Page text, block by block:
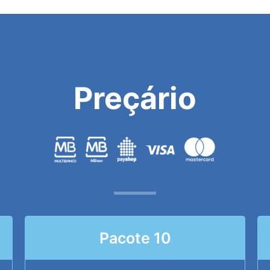
Preçário
Pacote 10